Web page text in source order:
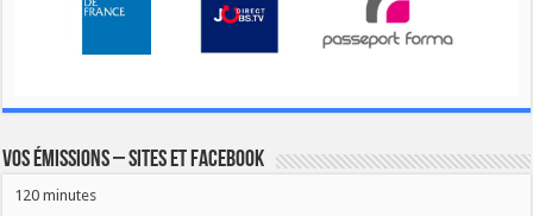
Vos émissions – Sites et Facebook
120 minutes